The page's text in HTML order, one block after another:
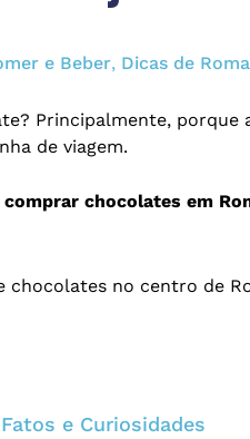
e Beber, Dicas de Roma
Principalmente,
de viagem.
comprar chocolates em
chocolates no centro de
e Curiosidades